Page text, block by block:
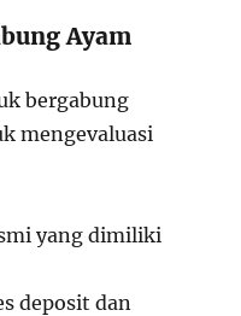
Ayam
bergabung
mengevaluasi
yang dimiliki
deposit dan